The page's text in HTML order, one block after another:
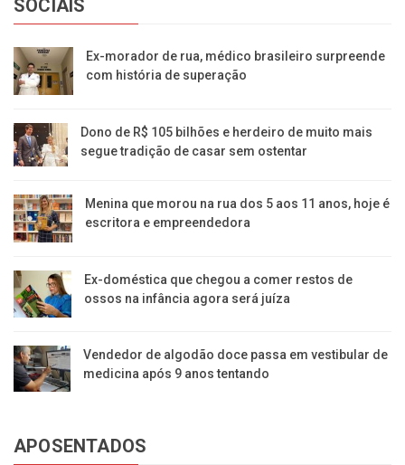
SOCIAIS
Ex-morador de rua, médico brasileiro surpreende
com história de superação
Dono de R$ 105 bilhões e herdeiro de muito mais
segue tradição de casar sem ostentar
Menina que morou na rua dos 5 aos 11 anos, hoje é
escritora e empreendedora
Ex-doméstica que chegou a comer restos de
ossos na infância agora será juíza
Vendedor de algodão doce passa em vestibular de
medicina após 9 anos tentando
APOSENTADOS